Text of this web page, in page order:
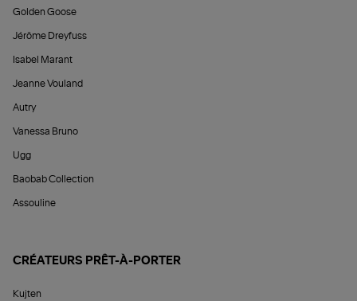
Golden Goose
Jérôme Dreyfuss
Isabel Marant
Jeanne Vouland
Autry
Vanessa Bruno
Ugg
Baobab Collection
Assouline
CRÉATEURS PRÊT-À-PORTER
Kujten